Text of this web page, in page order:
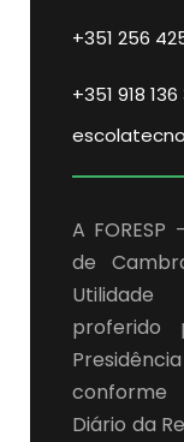
+351 256
+351 918
A
de
Utilidade
proferido
Diário da